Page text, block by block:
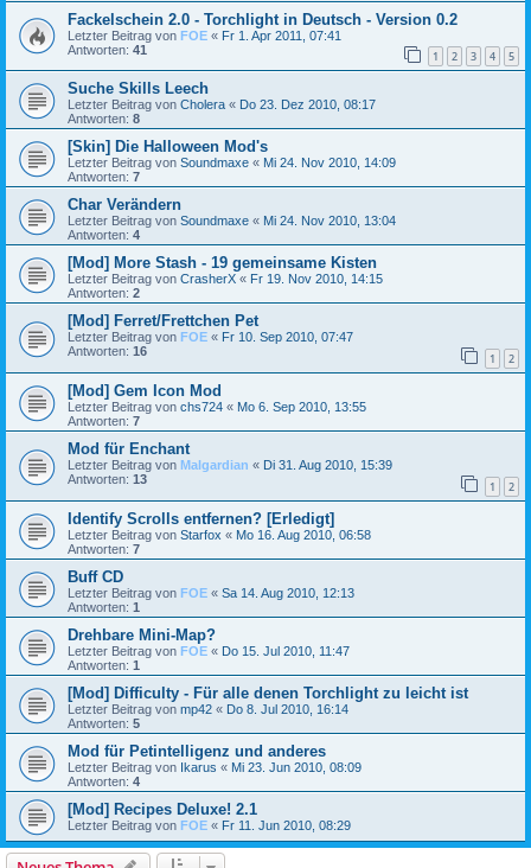
Fackelschein 2.0 - Torchlight in Deutsch - Version 0.2
Letzter Beitrag von FOE « Fr 1. Apr 2011, 07:41
Antworten: 41 1 2 3 4 5
Suche Skills Leech
Letzter Beitrag von Cholera « Do 23. Dez 2010, 08:17
Antworten: 8
[Skin] Die Halloween Mod's
Letzter Beitrag von Soundmaxe « Mi 24. Nov 2010, 14:09
Antworten: 7
Char Verändern
Letzter Beitrag von Soundmaxe « Mi 24. Nov 2010, 13:04
Antworten: 4
[Mod] More Stash - 19 gemeinsame Kisten
Letzter Beitrag von CrasherX « Fr 19. Nov 2010, 14:15
Antworten: 2
[Mod] Ferret/Frettchen Pet
Letzter Beitrag von FOE « Fr 10. Sep 2010, 07:47
Antworten: 16 1 2
[Mod] Gem Icon Mod
Letzter Beitrag von chs724 « Mo 6. Sep 2010, 13:55
Antworten: 7
Mod für Enchant
Letzter Beitrag von Malgardian « Di 31. Aug 2010, 15:39
Antworten: 13 1 2
Identify Scrolls entfernen? [Erledigt]
Letzter Beitrag von Starfox « Mo 16. Aug 2010, 06:58
Antworten: 7
Buff CD
Letzter Beitrag von FOE « Sa 14. Aug 2010, 12:13
Antworten: 1
Drehbare Mini-Map?
Letzter Beitrag von FOE « Do 15. Jul 2010, 11:47
Antworten: 1
[Mod] Difficulty - Für alle denen Torchlight zu leicht ist
Letzter Beitrag von mp42 « Do 8. Jul 2010, 16:14
Antworten: 5
Mod für Petintelligenz und anderes
Letzter Beitrag von Ikarus « Mi 23. Jun 2010, 08:09
Antworten: 4
[Mod] Recipes Deluxe! 2.1
Letzter Beitrag von FOE « Fr 11. Jun 2010, 08:29